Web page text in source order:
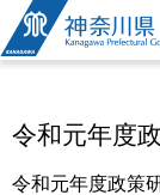
神奈川県
令和元年度
令和元年度政策